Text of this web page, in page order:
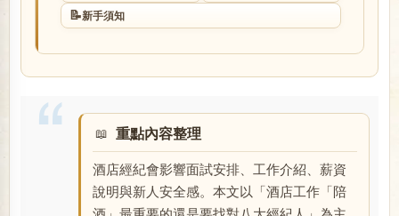
📝新手須知
重點內容整理
酒店經紀會影響面試安排、工作介紹、薪資
說明與新人安全感。本文以「酒店工作「陪